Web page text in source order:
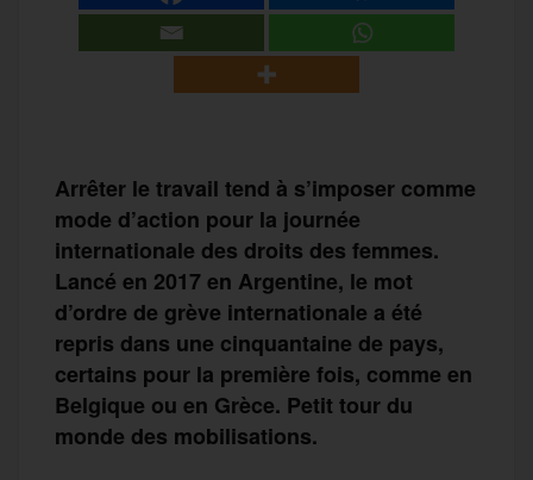
Arrêter le travail tend à s’imposer comme
mode d’action pour la journée
internationale des droits des femmes.
Lancé en 2017 en Argentine, le mot
d’ordre de grève internationale a été
repris dans une cinquantaine de pays,
certains pour la première fois, comme en
Belgique ou en Grèce. Petit tour du
monde des mobilisations.